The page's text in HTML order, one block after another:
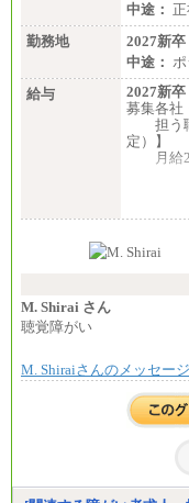
■(株
総合職
中途：
①月給
②月給
③月給
④月給23
⑤月給20
⑥月給33
⑦月給
⑧～⑮月
⑯月給
⑰月給
⑲東京：
異なりま
※試用期
中途： 正
勤務地
2027新卒
中途：
給与
2027新卒
募集各社
担う職
定）】
月給
※入社
す。
い職責を
※上記に
※試用期
＜募集
月給21万
M. Shirai さん
聴覚障がい
M. Shiraiさんのメッセー